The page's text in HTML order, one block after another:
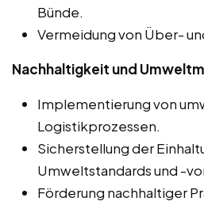
Bünde.
Vermeidung von Über-
Nachhaltigkeit und
Implementierung von
Logistikprozessen.
Sicherstellung der
Umweltstandards und -
Förderung nachhaltiger